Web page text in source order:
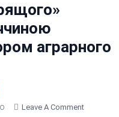
аграрного
Leave A CommentOn